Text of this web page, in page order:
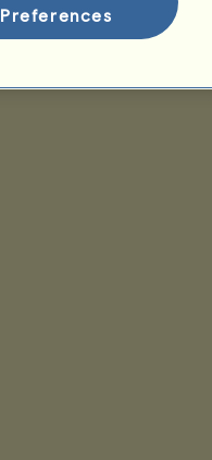
Preferences